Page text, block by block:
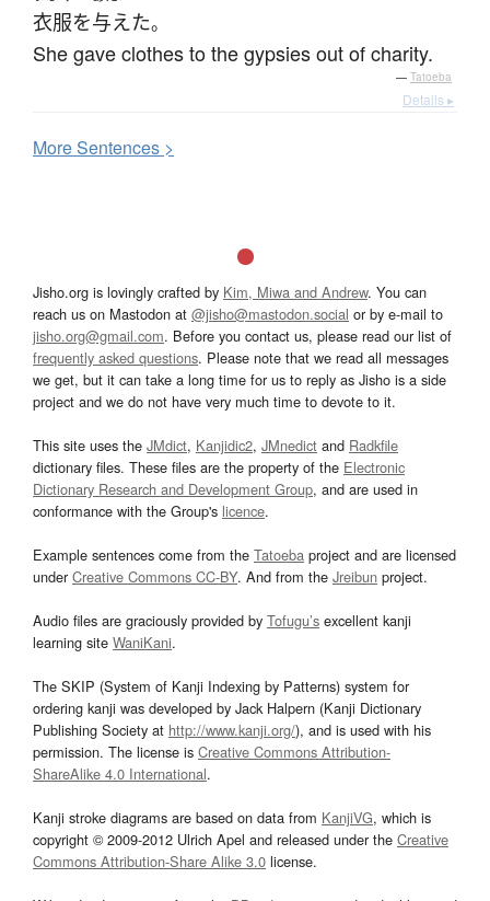
衣服を与えた。
She gave clothes to the gypsies out of charity.
— Tatoeba
Details ▸
MoreSentences >
Jisho.org is lovingly crafted by Kim, Miwa and Andrew. You can
reach us on Mastodon at @jisho@mastodon.social or by e-mail to
jisho.org@gmail.com. Before you contact us, please read our list of
frequently asked questions. Please note that we read all messages
we get, but it can take a long time for us to reply as Jisho is a side
project and we do not have very much time to devote to it.
This site uses the JMdict, Kanjidic2, JMnedict and Radkfile
dictionary files. These files are the property of the Electronic
Dictionary Research and Development Group, and are used in
conformance with the Group's licence.
Example sentences come from the Tatoeba project and are licensed
underCreative Commons CC-BY. And from the Jreibun project.
Audio files are graciously provided by Tofugu’s excellent kanji
learning site WaniKani.
The SKIP (System of Kanji Indexing by Patterns) system for
ordering kanji was developed by Jack Halpern (Kanji Dictionary
Publishing Society at http://www.kanji.org/), and is used with his
permission. The license is Creative Commons Attribution-
ShareAlike 4.0 International.
Kanji stroke diagrams are based on data from KanjiVG, which is
copyright © 2009-2012 Ulrich Apel and released under the Creative
Commons Attribution-Share Alike 3.0 license.